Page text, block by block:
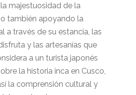
majestuosidad de la
también apoyando la
a través de su estancia, las
y las artesanías que
a un turista japonés
la historia inca en Cusco,
la comprensión cultural y